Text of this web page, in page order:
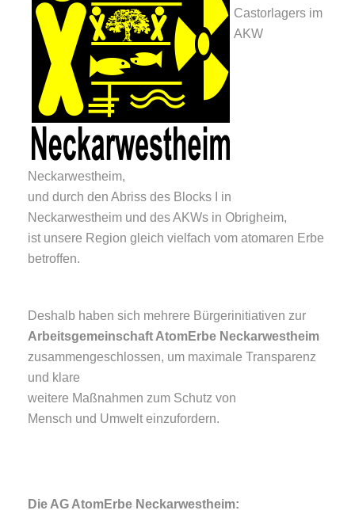
Castorlagers im
AKW
Neckarwestheim,
und durch den Abriss des Blocks I in
Neckarwestheim und des AKWs in Obrigheim,
ist unsere Region gleich vielfach vom atomaren Erbe
betroffen.
Deshalb haben sich mehrere Bürgerinitiativen zur
Arbeitsgemeinschaft AtomErbe Neckarwestheim
zusammengeschlossen, um maximale Transparenz
und klare
weitere Maßnahmen zum Schutz von
Mensch und Umwelt einzufordern.
Die AG AtomErbe Neckarwestheim: